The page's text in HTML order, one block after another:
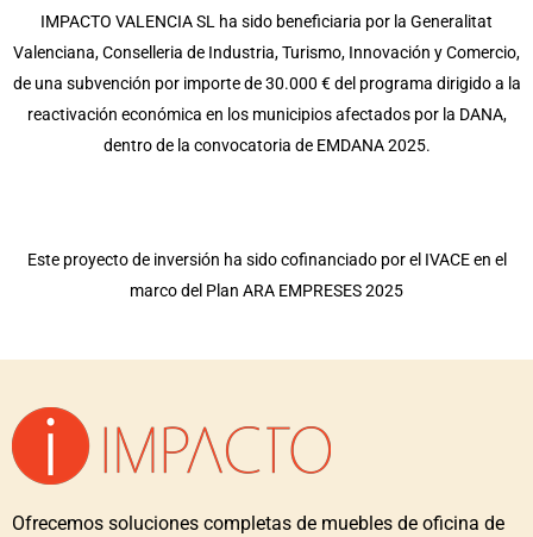
IMPACTO VALENCIA SL ha sido beneficiaria por la Generalitat
Valenciana, Conselleria de Industria, Turismo, Innovación y Comercio,
de una subvención por importe de 30.000 € del programa dirigido a la
reactivación económica en los municipios afectados por la DANA,
dentro de la convocatoria de EMDANA 2025.
Este proyecto de inversión ha sido cofinanciado por el IVACE en el
marco del Plan ARA EMPRESES 2025
Ofrecemos soluciones completas de muebles de oficina de